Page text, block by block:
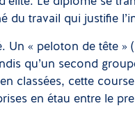
du travail qui justifie
« peloton de tête »
qu’un second
classées, cette
en étau entre le